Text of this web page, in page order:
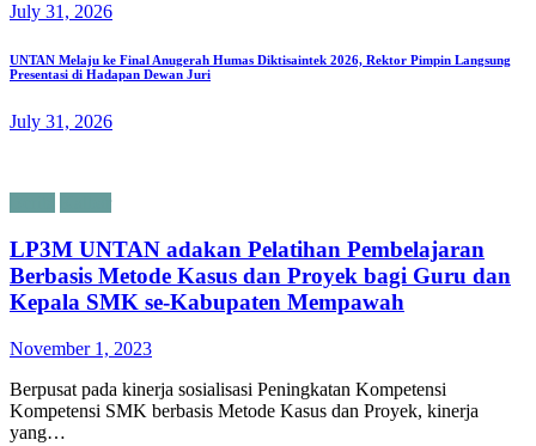
July 31, 2026
UNTAN Melaju ke Final Anugerah Humas Diktisaintek 2026, Rektor Pimpin Langsung
Presentasi di Hadapan Dewan Juri
July 31, 2026
LP3M UNTAN adakan Pelatihan Pembelajaran
Berbasis Metode Kasus dan Proyek bagi Guru dan
Kepala SMK se-Kabupaten Mempawah
November 1, 2023
Berpusat pada kinerja sosialisasi Peningkatan Kompetensi
Kompetensi SMK berbasis Metode Kasus dan Proyek, kinerja
yang…